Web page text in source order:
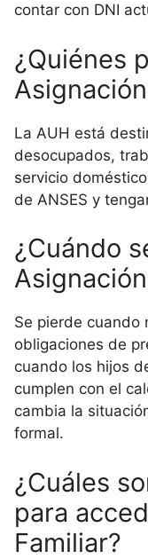
contar con DNI
¿Quiénes
La AUH está
desocupados,
servicio
de ANSES y
¿Cuándo
Se pierde cuando
obligaciones de
cuando los hijos
cumplen con el
cambia la
formal.
¿Cuáles
para
Familiar?